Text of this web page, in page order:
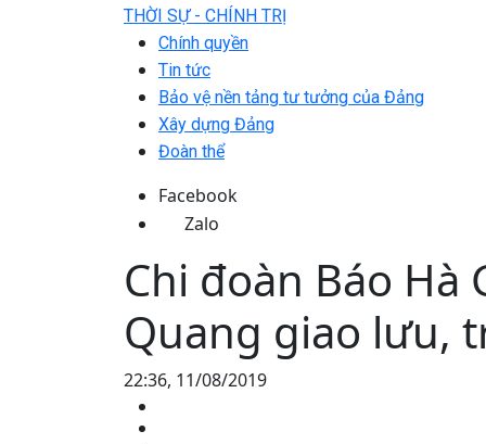
THỜI SỰ - CHÍNH TRỊ
Chính quyền
Tin tức
Bảo vệ nền tảng tư tưởng của Đảng
Xây dựng Đảng
Đoàn thể
Facebook
Zalo
Chi đoàn Báo Hà
Quang giao lưu,
22:36, 11/08/2019